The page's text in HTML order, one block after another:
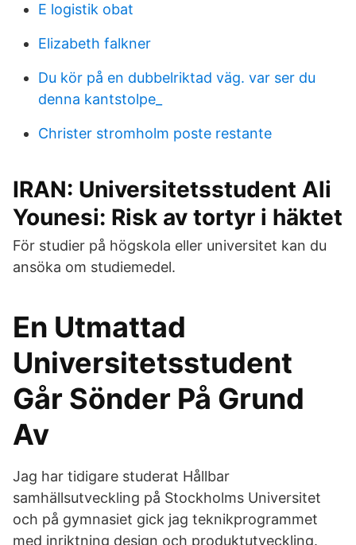
E logistik obat
Elizabeth falkner
Du kör på en dubbelriktad väg. var ser du
denna kantstolpe_
Christer stromholm poste restante
IRAN: Universitetsstudent Ali
Younesi: Risk av tortyr i häktet
För studier på högskola eller universitet kan du
ansöka om studiemedel.
En Utmattad
Universitetsstudent
Går Sönder På Grund
Av
Jag har tidigare studerat Hållbar
samhällsutveckling på Stockholms Universitet
och på gymnasiet gick jag teknikprogrammet
med inriktning design och produktutveckling.